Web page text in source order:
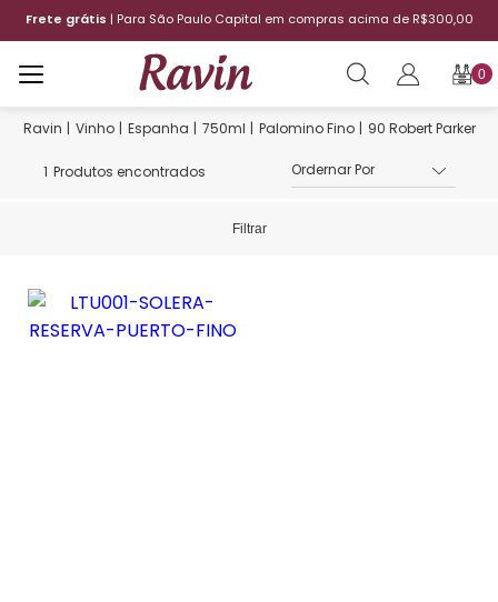
Frete grátis | Para São Paulo Capital em compras acima de R$300,00
0
Vinho Espanha 750ml Palomino Fino 90 Robert Parker
1 Produtos encontrados
Filtrar